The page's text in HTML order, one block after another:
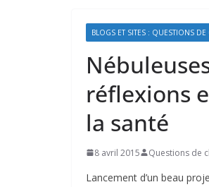
BLOGS ET SITES : QUESTIONS DE
réflexions
la santé
8 avril 2015 Questions de
Lancement d’un beau